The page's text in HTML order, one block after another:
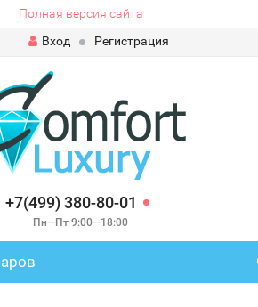
Полная версия сайта
Вход
Регистрация
+7(499) 380-80-01
Пн—Пт 9:00—18:00